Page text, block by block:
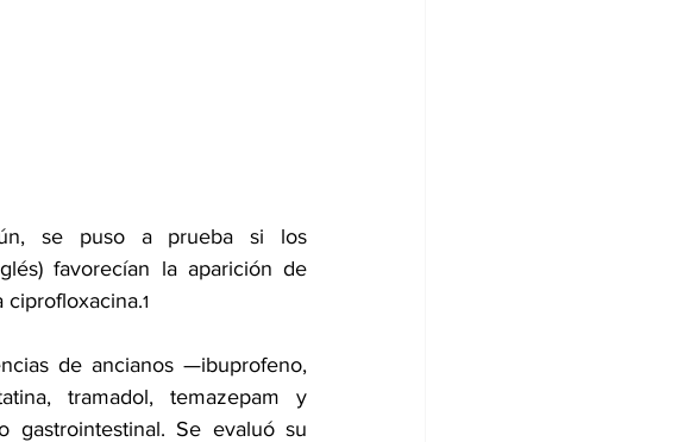
se puso a prueba si los
favorecían la aparición de
ciprofloxacina.1
de ancianos —ibuprofeno,
tramadol, temazepam y
gastrointestinal. Se evaluó su